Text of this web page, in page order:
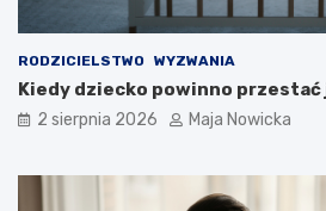
RODZICIELSTWO WYZWANIA
Kiedy dziecko powinno przestać
2 sierpnia 2026 Maja Nowicka